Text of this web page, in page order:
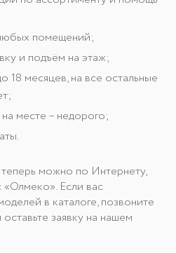
помещений;
и подъём на этаж;
18 месяцев, на все остальные
месте – недорого;
можно по Интернету,
«Олмеко». Если вас
в каталоге, позвоните
заявку на нашем